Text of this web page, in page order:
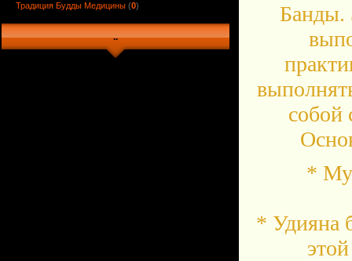
Традиция Будды Медицины (0)
..
Банды.
собой
*
* Удияна